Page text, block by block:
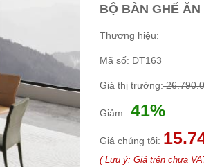
BỘ BÀN GHẾ
Thương hiệu:
Mã số: DT163
Giá thị trường:
Giảm: 41%
Giá chúng tôi:
( Lưu ý: Giá trên chưa